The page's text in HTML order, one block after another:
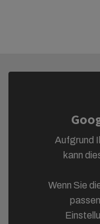
Aufgrund
kann
Wenn Sie